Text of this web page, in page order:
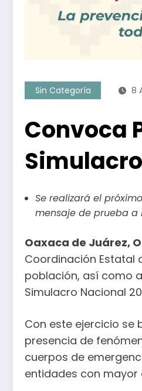
Sin Categoría 8
Convoca
Se realizará el
mensaje de prueba a
Oaxaca de Juárez,
Coordinación Estatal
población, así como
Simulacro Nacional
Con este ejercicio
presencia de
cuerpos de
entidades con mayor